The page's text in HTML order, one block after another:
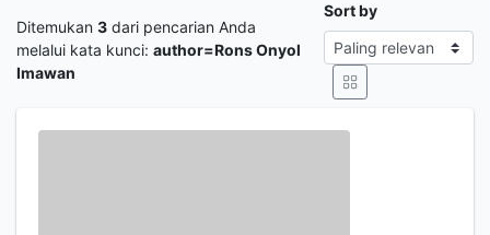
Ditemukan 3 dari pencarian Anda
melalui kata kunci: author=Rons Onyol
Imawan
Sort by